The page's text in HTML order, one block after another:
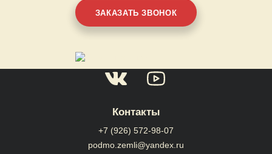
ЗАКАЗАТЬ ЗВОНОК
Контакты
+7 (926) 572-98-07
podmo.zemli@yandex.ru